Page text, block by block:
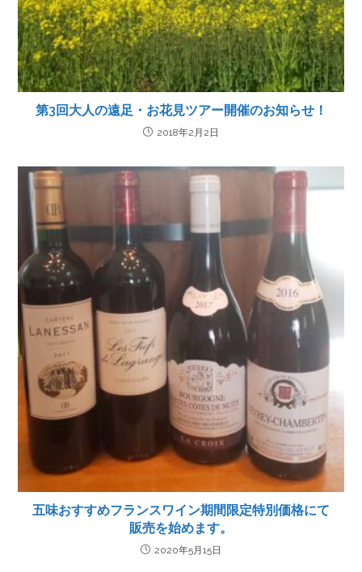
第3回大人の遠足・お花見ツアー開催のお知らせ！
2018年2月2日
五味おすすめフランスワイン期間限定特別価格にて
販売を始めます。
2020年5月15日